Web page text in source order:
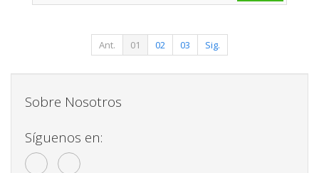
Ant. 01 02 03 Sig.
Sobre Nosotros
Síguenos en: